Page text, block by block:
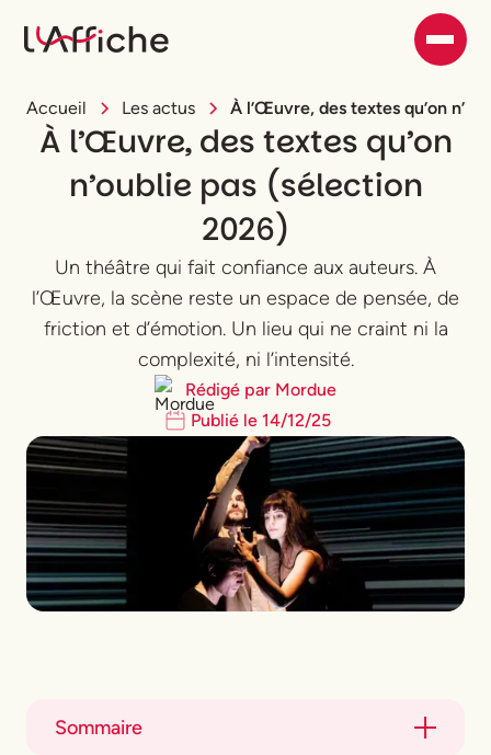
Accueil Les actus À l’Œuvre, des textes qu’on
À l’Œuvre, des textes qu’on
n’oublie pas (sélection
2026)
Un théâtre qui fait confiance aux auteurs. À
l’Œuvre, la scène reste un espace de pensée, de
friction et d’émotion. Un lieu qui ne craint ni la
complexité, ni l’intensité.
Rédigé par Mordue
Publié le 14/12/25
Sommaire